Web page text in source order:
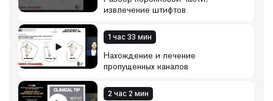
извлечение штифтов
1 час 33 мин
Нахождение и лечение
пропущенных каналов
2 час 2 мин